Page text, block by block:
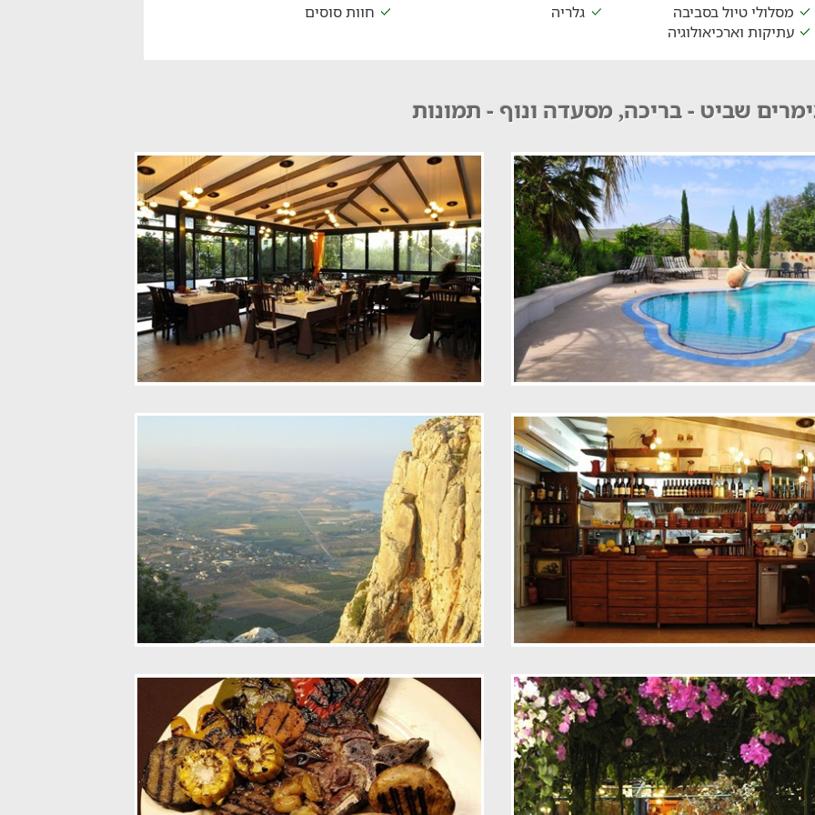
מסלולי טיול בסביבה גלריה
חוות סוסים
עתיקות וארכיאולוגיה
שביט - בריכה, מסעדה ונוף - תמונות